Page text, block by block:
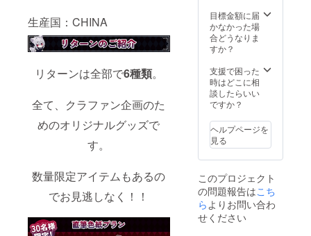
生産国：CHINA
リターンは全部で6種類。
全て、クラファン企画のた
めのオリジナルグッズで
す。
数量限定アイテムもあるの
でお見逃しなく！！
るみは
現在開
発中の
ため、
の仕様
は異な
る可能
性がご
す。 画
像はイ
メージ
です。
は消費
税
（10%
）と送
料990円
目標金額に届
かなかった場
合どうなりま
すか？
支援で困った
時はどこに相
談したらいい
ですか？
ヘルプページを
見る
このプロジェクト
の問題報告はこち
らよりお問い合わ
せください